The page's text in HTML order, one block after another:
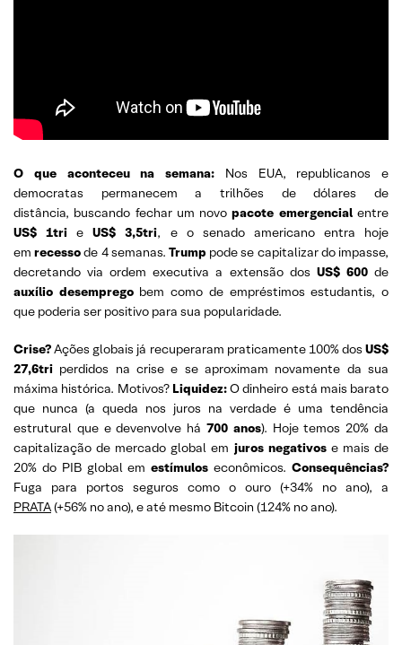
O que aconteceu na semana: Nos EUA, republicanos e
democratas permanecem a trilhões de dólares de
distância, buscando fechar um novopacote emergencialentre
US$ 1tri eUS$ 3,5tri, e o senado americano entra hoje
emrecessode 4 semanas.Trump pode se capitalizar do impasse,
decretando via ordem executiva a extensão dos US$ 600de
auxílio desempregobem como de empréstimos estudantis, o
que poderia ser positivo para sua popularidade.
Crise?Ações globais já recuperaram praticamente 100% dos US$
27,6tri perdidos na crise e se aproximam novamente da sua
máxima histórica. Motivos? Liquidez:O dinheiro está mais barato
que nunca (a queda nos juros na verdade é uma tendência
estrutural que e devenvolve há 700 anos). Hoje temos 20% da
capitalização de mercado global em juros negativos e mais de
20% do PIB global emestímuloseconômicos.Consequências?
Fuga para portos seguros como o ouro (+34% no ano), a
PRATA(+56% no ano), e até mesmo Bitcoin (124% no ano).